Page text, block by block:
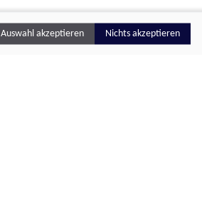
Auswahl akzeptieren Nichts akzeptieren